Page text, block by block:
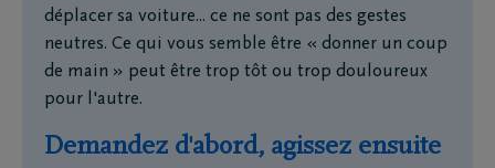
déplacer sa voiture... ce ne sont pas des gestes
neutres. Ce qui vous semble être « donner un coup
de main » peut être trop tôt ou trop douloureux
pour l'autre.
Demandez d'abord, agissez ensuite